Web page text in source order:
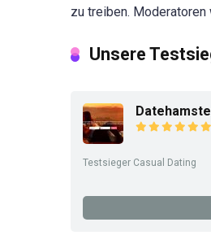
zu treiben. Moderatoren
Unsere
Testsieger Casual Dating